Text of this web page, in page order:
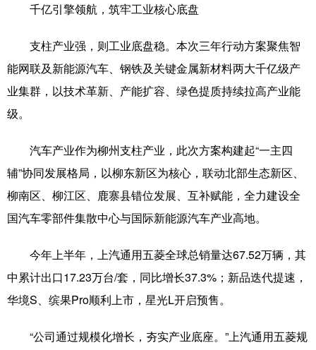
北京 天津 河北
辽宁 吉林 上海 江苏
浙江 安徽 福建 江西
陕西 甘肃 青海 宁夏
新疆 内蒙古 黑龙江
多语种频道
English Español Français
Русский язык 日本語 한국어
千亿引擎领航，筑牢工业核心底盘
支柱产业强，则工业底盘稳。本次三年行动方案聚焦智
能网联及新能源汽车、钢铁及关键金属新材料两大千亿级产
业集群，以技术革新、产能扩容、绿色提质持续拉高产业能
级。
汽车产业作为柳州支柱产业，此次方案构建起“一主四
辅”协同发展格局，以柳东新区为核心，联动北部生态新区、
柳南区、柳江区、鹿寨县错位发展、互补赋能，全力建设全
国汽车零部件集散中心与国际新能源汽车产业高地。
今年上半年，上汽通用五菱全球总销量达67.52万辆，其
中累计出口17.23万台/套，同比增长37.3%；新品迭代提速，
华境S、缤果Pro顺利上市，星光L开启预售。
“公司通过规模化增长，夯实产业底座。”上汽通用五菱规